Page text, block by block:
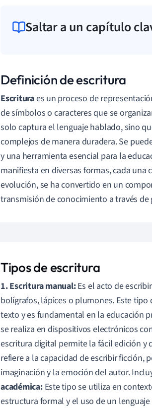
Saltar a un capítulo
Definición de escritura
Escrituraes un proceso de
de símbolos o caracteres que se
solo captura el lenguaje hablado, sino
complejos de manera duradera. Se
y una herramienta esencial para la
manifiesta en diversas formas, cada
evolución, se ha convertido en un
transmisión de conocimiento a través de
Tipos de escritura
1. Escritura manual:Es el acto de
bolígrafos, lápices o plumones. Este
texto y es fundamental en la educación
se realiza en dispositivos electrónicos
escritura digital permite la fácil edición y
refiere a la capacidad de escribir ficción,
imaginación y la emoción del autor.
académica:Este tipo se utiliza en
estructura formal y el uso de un